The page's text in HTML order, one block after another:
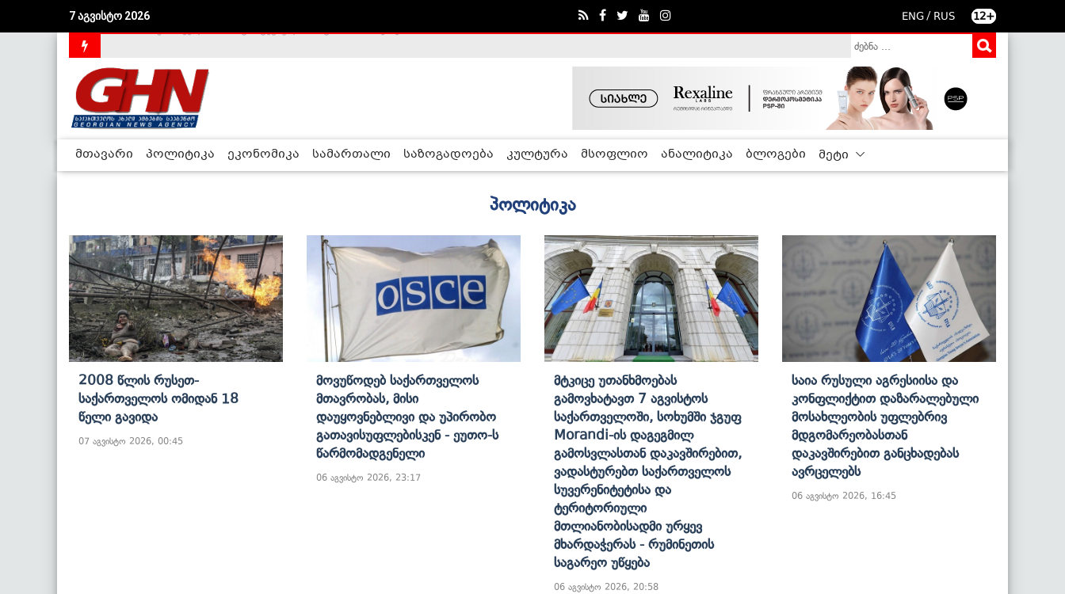
7 აგვისტო 2026 ENG / RUS 12+
მთავარი პოლიტიკა ეკონომიკა სამართალი საზოგადოება კულტურა მსოფლიო ანალიტიკა ბლოგები მეტი
პოლიტიკა
2008 Წლის Რუსეთ-
Საქართველოს Ომიდან 18
Წელი Გავიდა
07 აგვისტო 2026, 00:45
Მოვუწოდებ Საქართველოს
Მთავრობას, Მისი
Დაუყოვნებლივი Და Უპირობო
Გათავისუფლებისკენ - Ეუთო-Ს
Წარმომადგენელი
06 აგვისტო 2026, 23:17
Მტკიცე Უთანხმოებას
Გამოვხატავთ 7 Აგვისტოს
Საქართველოში, Სოხუმში Ჯგუფ
Morandi-Ის Დაგეგმილ
Გამოსვლასთან Დაკავშირებით,
Ვადასტურებთ Საქართველოს
Სუვერენიტეტისა Და
Ტერიტორიული
Მთლიანობისადმი Ურყევ
Მხარდაჭერას - Რუმინეთის
Საგარეო Უწყება
06 აგვისტო 2026, 20:58
Საია Რუსული Აგრესიისა Და
Კონფლიქტით Დაზარალებული
Მოსახლეობის Უფლებრივ
Მდგომარეობასთან
Დაკავშირებით Განცხადებას
Ავრცელებს
06 აგვისტო 2026, 16:45